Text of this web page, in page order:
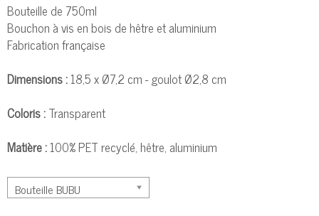
Bouteille de 750ml
Bouchon à vis en bois de hêtre et aluminium
Fabrication française
Dimensions :18,5 x Ø7,2 cm - goulot Ø2,8 cm
Coloris :Transparent
Matière :100% PET recyclé, hêtre, aluminium